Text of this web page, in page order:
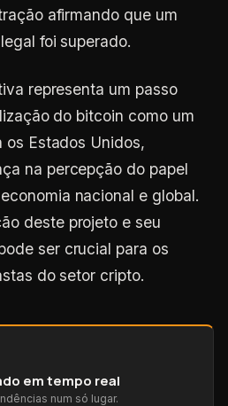
afirmando que um
foi superado.
representa um passo
do bitcoin como um
Estados Unidos,
na percepção do papel
nacional e global.
deste projeto e seu
ser crucial para os
do setor cripto.
em tempo real
num só lugar.